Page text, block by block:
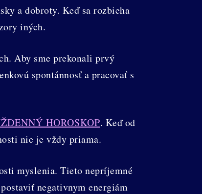
a dobroty. Keď sa rozbieha
iných.
Aby sme prekonali prvý
spontánnosť a pracovať s
HOROSKOP. Keď od
nie je vždy priama.
myslenia. Tieto nepríjemné
negativnym energiám